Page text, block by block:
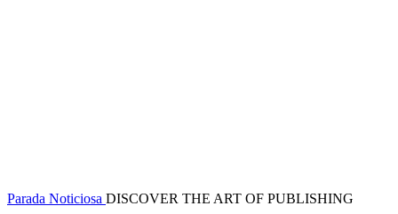
Parada Noticiosa DISCOVER THE ART OF PUBLISHING